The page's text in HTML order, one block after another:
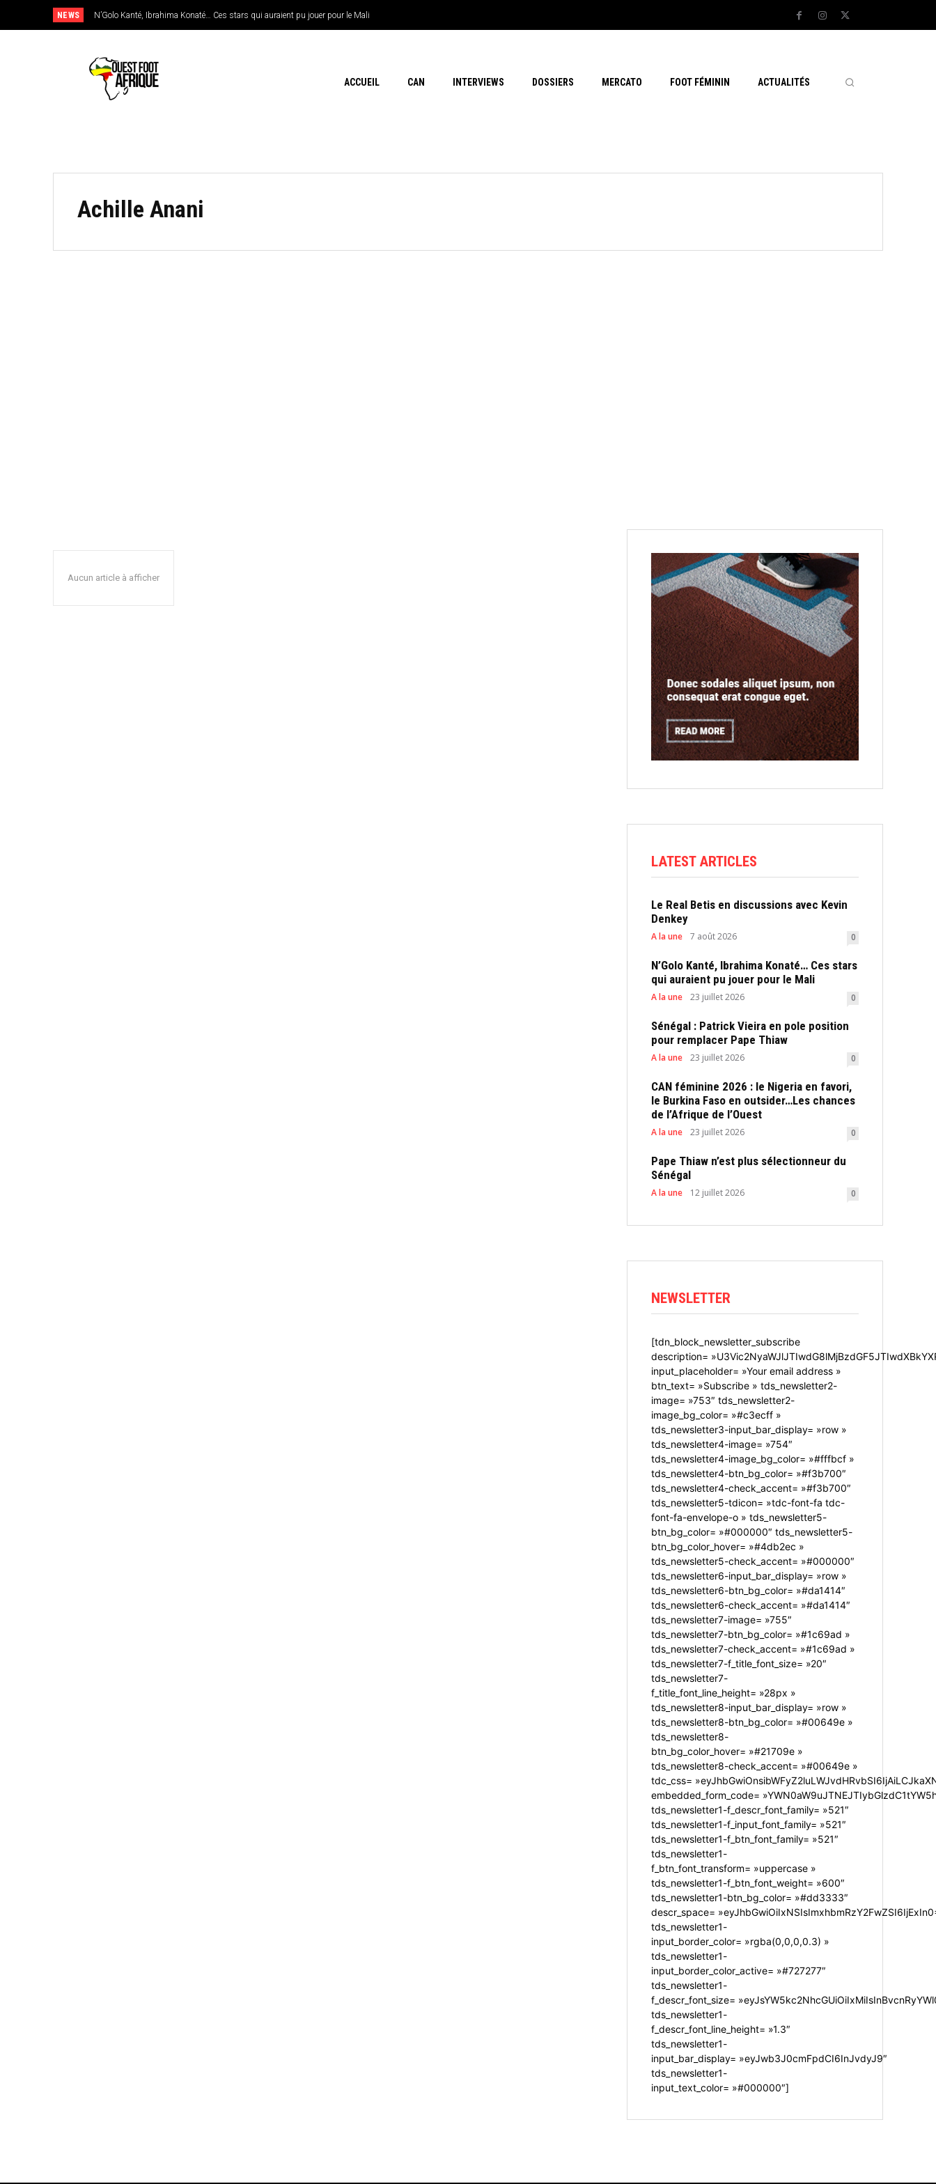
NEWS N’Golo Kanté, Ibrahima Konaté… Ces stars qui auraient pu jouer pour le Mali
ACCUEIL CAN INTERVIEWS DOSSIERS MERCATO FOOT FÉMININ ACTUALITÉS
Achille Anani
Aucun article à afficher
LATEST ARTICLES
Le Real Betis en discussions avec Kevin
Denkey
A la une 7 août 2026 0
N’Golo Kanté, Ibrahima Konaté… Ces stars
qui auraient pu jouer pour le Mali
A la une 23 juillet 2026 0
Sénégal : Patrick Vieira en pole position
pour remplacer Pape Thiaw
A la une 23 juillet 2026 0
CAN féminine 2026 : le Nigeria en favori,
le Burkina Faso en outsider…Les chances
de l’Afrique de l’Ouest
A la une 23 juillet 2026 0
Pape Thiaw n’est plus sélectionneur du
Sénégal
A la une 12 juillet 2026 0
NEWSLETTER
[tdn_block_newsletter_subscribe
description=
input_placeholder= »Your email address »
btn_text= »Subscribe » tds_newsletter2-
image= »753″ tds_newsletter2-
image_bg_color= »#c3ecff »
tds_newsletter3-input_bar_display= »row »
tds_newsletter4-image= »754″
tds_newsletter4-image_bg_color= »#fffbcf »
tds_newsletter4-btn_bg_color= »#f3b700″
tds_newsletter4-check_accent= »#f3b700″
tds_newsletter5-tdicon= »tdc-font-fa tdc-
font-fa-envelope-o » tds_newsletter5-
btn_bg_color= »#000000″ tds_newsletter5-
btn_bg_color_hover= »#4db2ec »
tds_newsletter5-check_accent= »#000000″
tds_newsletter6-input_bar_display= »row »
tds_newsletter6-btn_bg_color= »#da1414″
tds_newsletter6-check_accent= »#da1414″
tds_newsletter7-image= »755″
tds_newsletter7-btn_bg_color= »#1c69ad »
tds_newsletter7-check_accent= »#1c69ad »
tds_newsletter7-f_title_font_size= »20″
tds_newsletter7-
f_title_font_line_height= »28px »
tds_newsletter8-input_bar_display= »row »
tds_newsletter8-btn_bg_color= »#00649e »
tds_newsletter8-
btn_bg_color_hover= »#21709e »
tds_newsletter8-check_accent= »#00649e »
tdc_css=
embedded_form_code=
tds_newsletter1-f_descr_font_family= »521″
tds_newsletter1-f_input_font_family= »521″
tds_newsletter1-f_btn_font_family= »521″
tds_newsletter1-
f_btn_font_transform= »uppercase »
tds_newsletter1-f_btn_font_weight= »600″
tds_newsletter1-btn_bg_color= »#dd3333″
descr_space=
tds_newsletter1-
input_border_color= »rgba(0,0,0,0.3) »
tds_newsletter1-
input_border_color_active= »#727277″
tds_newsletter1-
f_descr_font_size=
tds_newsletter1-
f_descr_font_line_height= »1.3″
tds_newsletter1-
input_bar_display= »eyJwb3J0cmFpdCI6InJvdyJ9″
tds_newsletter1-
input_text_color= »#000000″]